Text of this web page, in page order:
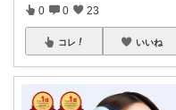
0 0 23
コレ いいね